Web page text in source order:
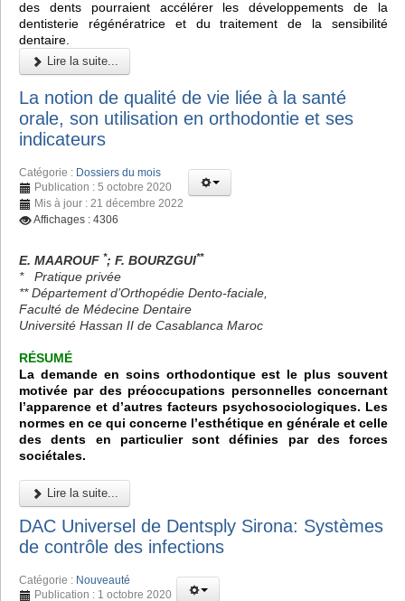
des dents pourraient accélérer les développements de la
dentisterie régénératrice et du traitement de la sensibilité
dentaire.
Lire la suite...
La notion de qualité de vie liée à la santé
orale, son utilisation en orthodontie et ses
indicateurs
Catégorie : Dossiers du mois
Publication : 5 octobre 2020
Mis à jour : 21 décembre 2022
Affichages : 4306
E. MAAROUF *; F. BOURZGUI**
* Pratique privée
** Département d’Orthopédie Dento-faciale,
Faculté de Médecine Dentaire
Université Hassan II de Casablanca Maroc
RÉSUMÉ
La demande en soins orthodontique est le plus souvent
motivée par des préoccupations personnelles concernant
l’apparence et d’autres facteurs psychosociologiques. Les
normes en ce qui concerne l’esthétique en générale et celle
des dents en particulier sont définies par des forces
sociétales.
Lire la suite...
DAC Universel de Dentsply Sirona: Systèmes
de contrôle des infections
Catégorie : Nouveauté
Publication : 1 octobre 2020